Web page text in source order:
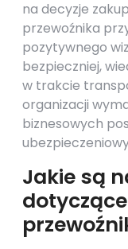
na decyzje
przewoźnika
pozytywnego
bezpieczniej,
w trakcie
organizacji
biznesowych
Jakie są